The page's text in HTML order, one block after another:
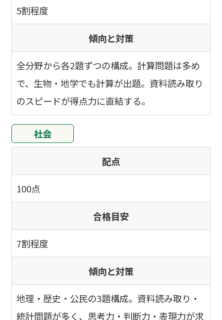
5割程度
傾向と対策
全分野から各2題ずつの構成。計算問題は多め
で、生物・地学でも計算が出題。資料読み取り
のスピードが得点力に直結する。
社会
配点
100点
合格目安
7割程度
傾向と対策
地理・歴史・公民の3題構成。資料読み取り・
統計問題が多く、思考力・判断力・表現力が求